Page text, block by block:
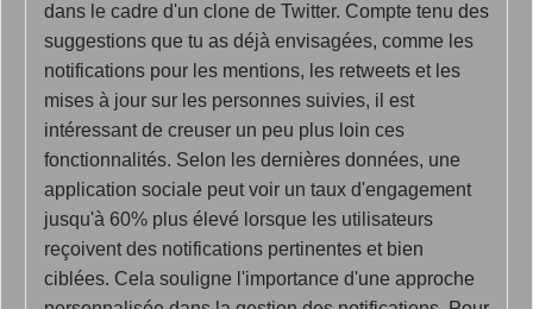
dans le cadre d'un clone de Twitter. Compte tenu des
suggestions que tu as déjà envisagées, comme les
notifications pour les mentions, les retweets et les
mises à jour sur les personnes suivies, il est
intéressant de creuser un peu plus loin ces
fonctionnalités. Selon les dernières données, une
application sociale peut voir un taux d'engagement
jusqu'à 60% plus élevé lorsque les utilisateurs
reçoivent des notifications pertinentes et bien
ciblées. Cela souligne l'importance d'une approche